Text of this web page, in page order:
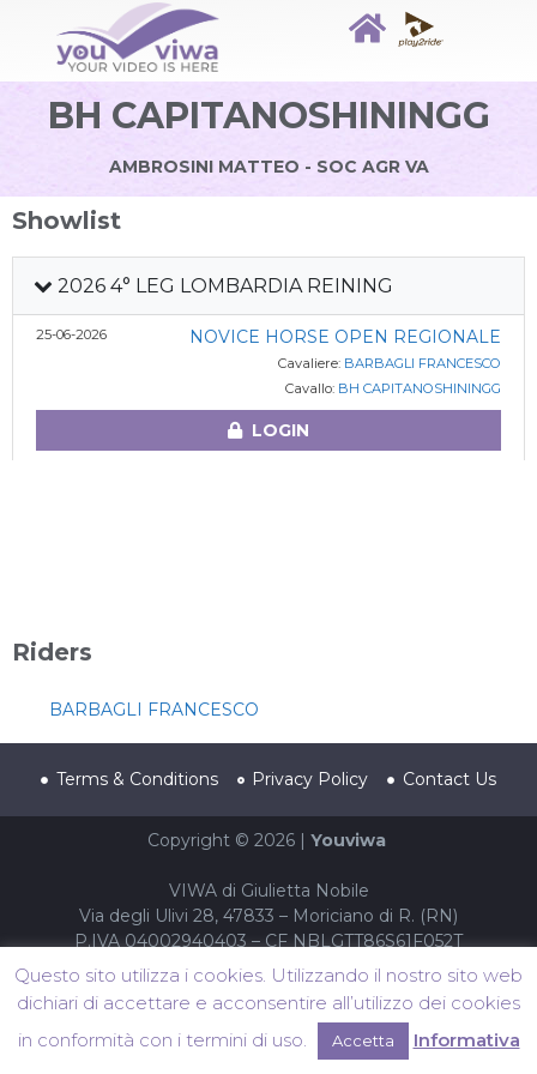
BH CAPITANOSHININGG
AMBROSINI MATTEO - SOC AGR VA
Showlist
2026 4° LEG LOMBARDIA REINING
25-06-2026 NOVICE HORSE OPEN REGIONALE
Cavaliere: BARBAGLI FRANCESCO
Cavallo: BH CAPITANOSHININGG
LOGIN
Riders
BARBAGLI FRANCESCO
Terms & Conditions Privacy Policy Contact Us
Copyright © 2026 | Youviwa
VIWA di Giulietta Nobile
Via degli Ulivi 28, 47833 – Moriciano di R. (RN)
P.IVA 04002940403 – CF NBLGTT86S61F052T
Questo sito utilizza i cookies. Utilizzando il nostro sito web
dichiari di accettare e acconsentire all’utilizzo dei cookies
in conformità con i termini di uso.
Accetta Informativa